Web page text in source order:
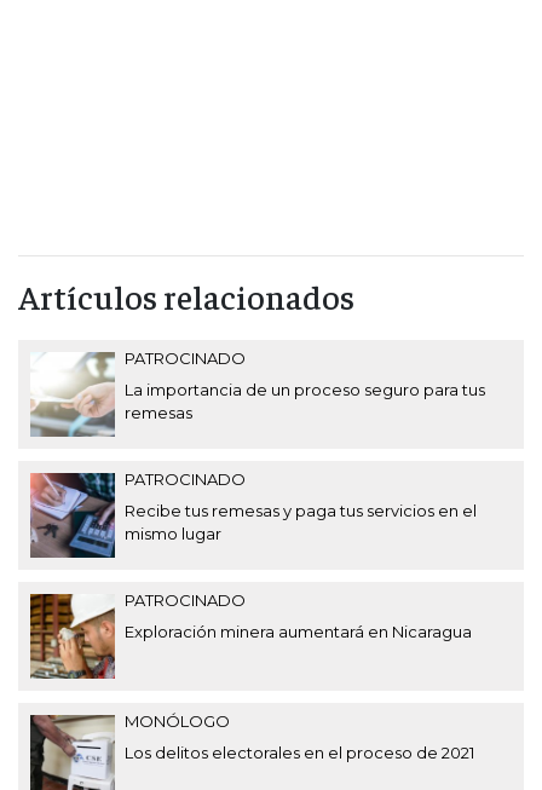
Artículos relacionados
PATROCINADO
La importancia de un proceso seguro para tus
remesas
PATROCINADO
Recibe tus remesas y paga tus servicios en el
mismo lugar
PATROCINADO
Exploración minera aumentará en Nicaragua
MONÓLOGO
Los delitos electorales en el proceso de 2021